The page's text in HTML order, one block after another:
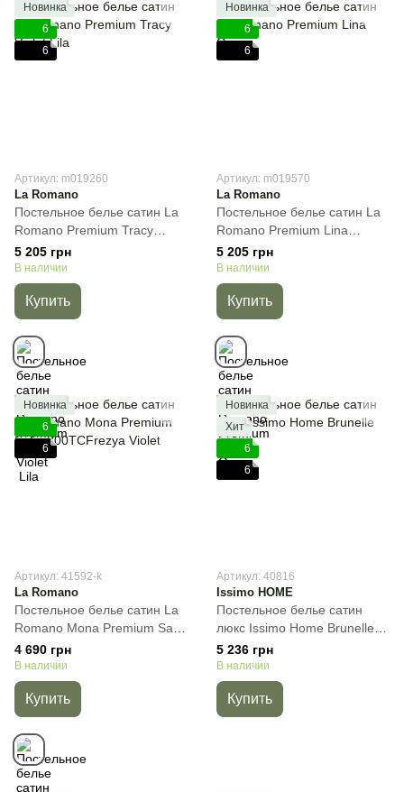
Новинка
6
6
Артикул: m019260
La Romano
Постельное белье сатин La
Romano Premium Tracy
Violet Lila, Лиловый, 50х70см
(2шт) 70х70см (2шт), Евро,
200х220 см, 240х260 см
5 205 грн
В наличии
Купить
Новинка
6
6
Артикул: m019570
La Romano
Постельное белье сатин La
Romano Premium Lina
Green, Зелёный, 50х70см
(2шт) 70х70см (2шт), Евро,
200х220 см, 240х260 см
5 205 грн
В наличии
Купить
Новинка
6
6
Артикул: 41592-k
La Romano
Постельное белье сатин La
Romano Mona Premium Satin
300TCFrezya Violet,
Лиловый, 50х70см (4шт),
Евро, 200х220 см, 240х260
см
4 690 грн
В наличии
Купить
Новинка
Хит
6
6
Артикул: 40816
Issimo HOME
Постельное белье сатин
люкс Issimo Home Brunelle,
50х70см (4шт), Евро,
200х220 см, 240х260 см
5 236 грн
В наличии
Купить